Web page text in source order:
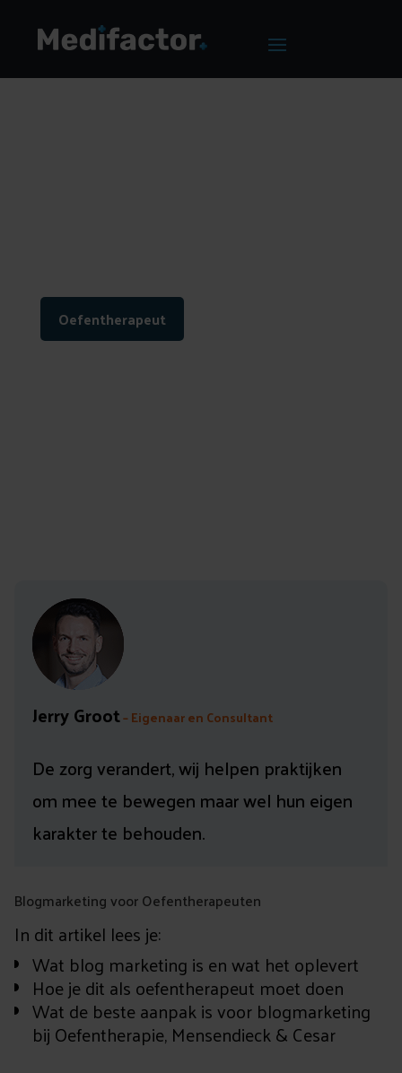
Oefentherapeut
Jerry Groot– Eigenaar en Consultant
De zorg verandert, wij helpen praktijken
om mee te bewegen maar wel hun eigen
karakter te behouden.
Blogmarketing voor Oefentherapeuten
In dit artikel lees je:
Wat blog marketing is en wat het oplevert
Hoe je dit als oefentherapeut moet doen
Wat de beste aanpak is voor blogmarketing
bij Oefentherapie, Mensendieck & Cesar